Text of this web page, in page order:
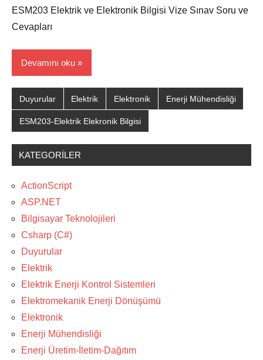
2%
scientists
2025
ESM203 Elektrik ve Elektronik Bilgisi Vize Sınav Soru ve
Cevapları
Devamını oku
Duyurular Elektrik Elektronik Enerji Mühendisliği
ESM203-Elektrik Elekronik Bilgisi
KATEGORILER
ActionScript
ASP.NET
Bilgisayar Teknolojileri
Csharp (C#)
Duyurular
Elektrik
Elektrik Enerji Kontrol Sistemleri
Elektromekanik Enerji Dönüşümü
Elektronik
Enerji Mühendisliği
Enerji Üretim-İletim-Dağıtım